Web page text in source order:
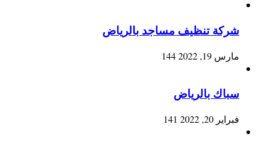
شركة تنظيف مساجد بالرياض
مارس 19, 2022 144
سباك بالرياض
فبراير 20, 2022 141